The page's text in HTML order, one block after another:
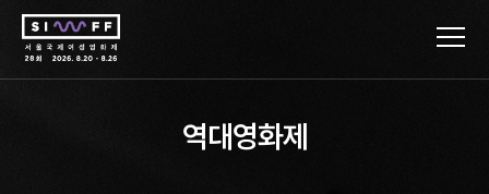
역대영화제